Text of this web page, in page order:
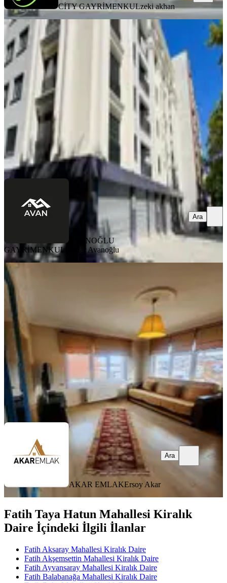
CİTY GAYRİMENKULzeki akhan
SIFIR BİNA
Fındıkzade'de Millet Caddesi
Üzerinde Kiralık Daire
Fatih, Molla Gürani Mahallesi
Düz Giriş (Zemin)· 29.07.2026
AVANOĞLU GAYRİMENKUL Serdar Avanoğlu
Ara
AVANOĞLU
GAYRİMENKUL Serdar Avanoğlu
Ara
KOMBİLİ
· ·26.07.2026
28.000 ₺
AKAR EMLAKErsoy Akar
Ara
AKAR EMLAKErsoy Akar
Ara
Fatih Taya Hatun Mahallesi Kiralık
Daire İçindeki İlgili İlanlar
Fatih Aksaray Mahallesi Kiralık Daire
Fatih Akşemsettin Mahallesi Kiralık Daire
Fatih Ayvansaray Mahallesi Kiralık Daire
Fatih Balabanağa Mahallesi Kiralık Daire